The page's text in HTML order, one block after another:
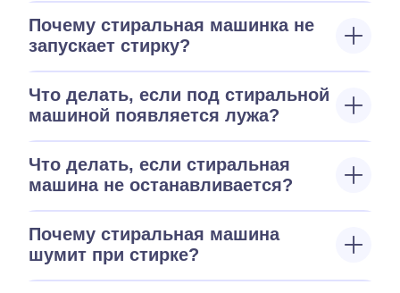
Почему стиральная машинка не
запускает стирку?
Что делать, если под стиральной
машиной появляется лужа?
Что делать, если стиральная
машина не останавливается?
Почему стиральная машина
шумит при стирке?